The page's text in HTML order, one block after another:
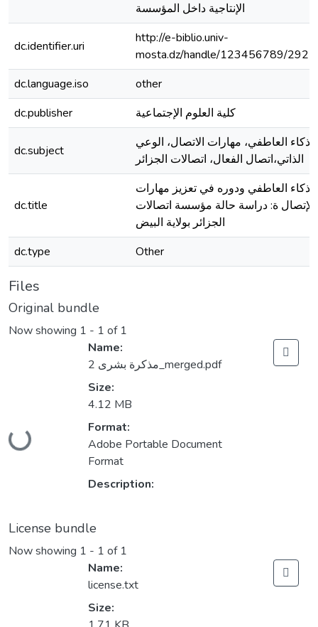
الإنتاجية داخل المؤسسة
dc.identifier.uri
http://e-biblio.univ-
mosta.dz/handle/123456789/
dc.language.iso
other
dc.publisher
كلية العلوم الإجتماعية
dc.subject
الذكاء العاطفي، مهارات الاتصال، الوعي
الذاتي،اتصال الفعال، اتصالات الجزائر
dc.title
الذكاء العاطفي ودوره في تعزيز مهارات
الإتصال ة: دراسة حالة مؤسسة اتصالات
الجزائر بولاية البيض
dc.type
Other
Files
Original bundle
Now showing 1 - 1 of 1
Loading...
Name:
مذكرة بشرى 2_merged.pdf
Size:
4.12 MB
Format:
Adobe Portable Document
Format
Description:
License bundle
Now showing 1 - 1 of 1
Name:
license.txt
Size: